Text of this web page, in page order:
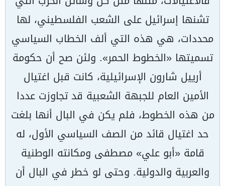
تشنها إسرائيل على الشعب الفلسطيني، لها
محددات، هي هذه التي ألف الخطاب السياسي
تسميتها «الخطوط الحمر». ولئن صح أن حكومة
أرييل شارون الإسرائيلية، كانت قبل اغتيال
الأمين العام للجبهة الشعبية قد تجاوزت عددا
من هذه الخطوط، فلم يكن في البال أنها بلغت
حد اغتيال قائد من الصف السياسي الأول، له
قامة «أبو علي» مصطفى ومكانته الوطنية
والعربية والدولية. وحتى لو خطر في البال أن